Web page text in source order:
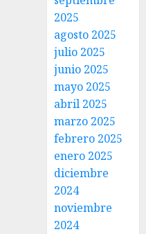
2025
agosto 2025
julio 2025
junio 2025
mayo 2025
abril 2025
marzo 2025
febrero 2025
enero 2025
diciembre
2024
noviembre
2024